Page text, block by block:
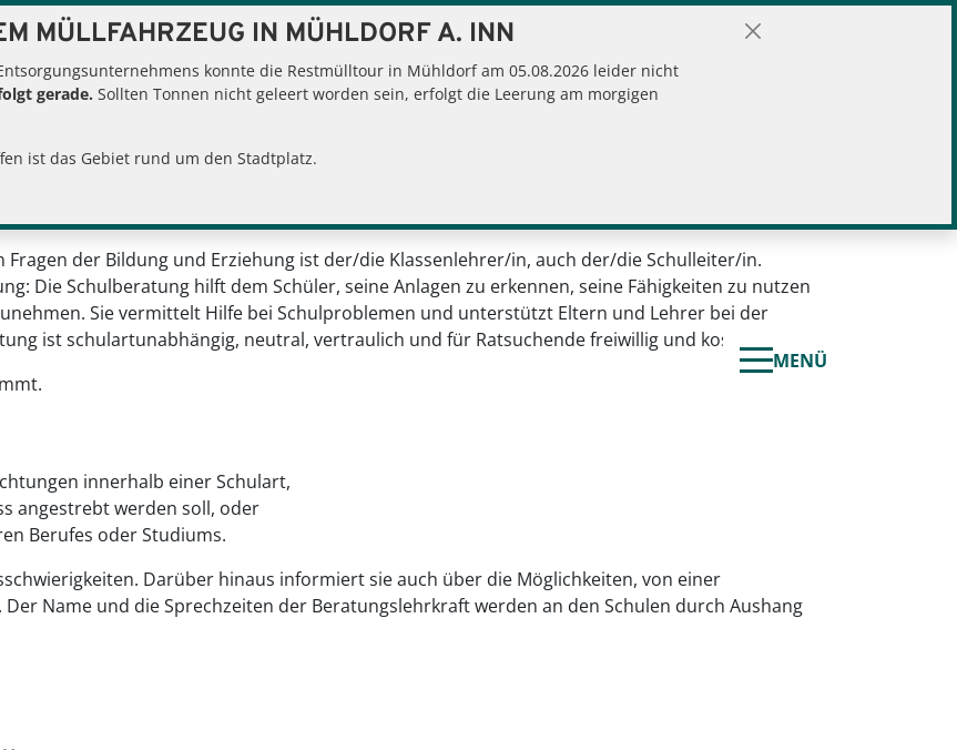
MÜLLFAHRZEUG IN MÜHLDORF A. INN
konnte die Restmülltour in Mühldorf am 05.08.2026 leider nicht
gerade. Sollten Tonnen nicht geleert worden sein, erfolgt die Leerung am morgigen
ist das Gebiet rund um den Stadtplatz.
MENÜ
Schulberatung
Fragen der Bildung und Erziehung ist der/die Klassenlehrer/in, auch der/die Schulleiter/in.
Die Schulberatung hilft dem Schüler, seine Anlagen zu erkennen, seine Fähigkeiten zu nutzen
Sie vermittelt Hilfe bei Schulproblemen und unterstützt Eltern und Lehrer bei der
ist schulartunabhängig, neutral, vertraulich und für Ratsuchende freiwillig und kostenlos.
innerhalb einer Schulart,
angestrebt werden soll, oder
Berufes oder Studiums.
Darüber hinaus informiert sie auch über die Möglichkeiten, von einer
Name und die Sprechzeiten der Beratungslehrkraft werden an den Schulen durch Aushang